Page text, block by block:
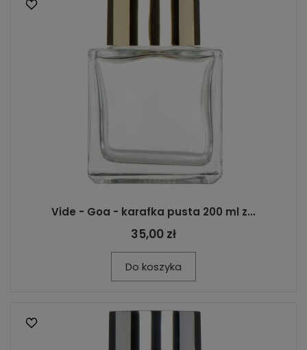
Vide - Goa - karafka pusta 200 ml z...
35,00 zł
Do koszyka